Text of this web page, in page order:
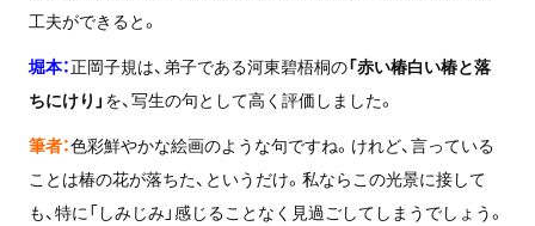
工夫ができると。
堀本：正岡子規は、弟子である河東碧梧桐の「赤い椿白い椿と落
ちにけり」 を、写生の句として高く評価しました。
筆者：色彩鮮やかな絵画のような句ですね。けれど、言っている
ことは椿の花が落ちた、というだけ。私ならこの光景に接して
も、特に「しみじみ」感じることなく見過ごしてしまうでしょう。